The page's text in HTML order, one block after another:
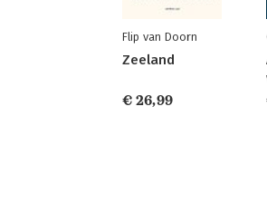
Flip van Doorn
Zeeland
€ 26,99